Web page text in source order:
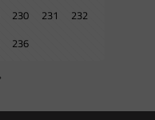
230 231
232
236